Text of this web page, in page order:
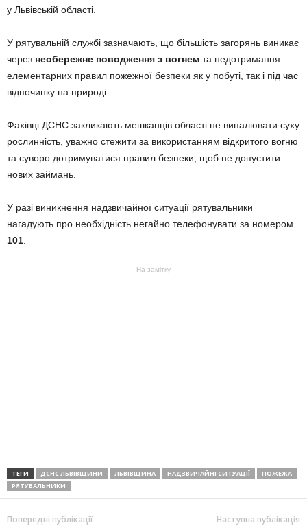
у Львівській області.
У рятувальній службі зазначають, що більшість загорянь виникає
через необережне поводження з вогнем та недотримання
елементарних правил пожежної безпеки як у побуті, так і під час
відпочинку на природі.
Фахівці ДСНС закликають мешканців області не випалювати суху
рослинність, уважно стежити за використанням відкритого вогню
та суворо дотримуватися правил безпеки, щоб не допустити
нових займань.
У разі виникнення надзвичайної ситуації рятувальники
нагадують про необхідність негайно телефонувати за номером
101
На замітку
ТЕГИ ДСНС ЛЬВІВЩИНИ ЛЬВІВЩИНА НАДЗВИЧАЙНІ СИТУАЦІЇ
ПОЖЕЖА
РЯТУВАЛЬНИКИ
Попередні публікації Наступна публікація